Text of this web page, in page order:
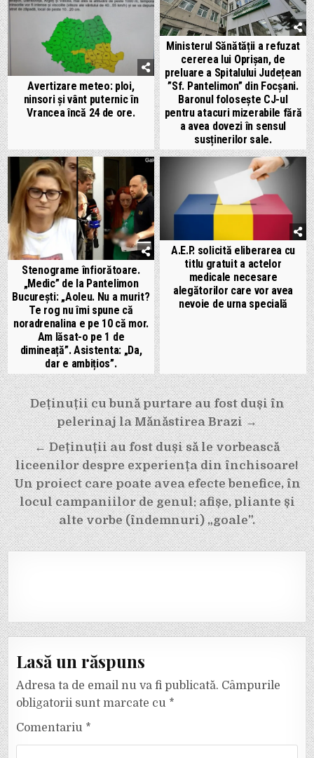
Avertizare meteo: ploi,
ninsori și vânt puternic în
Vrancea încă 24 de ore.
Ministerul Sănătății a refuzat
cererea lui Oprișan, de
preluare a Spitalului Județean
”Sf. Pantelimon” din Focșani.
Baronul folosește CJ-ul
pentru atacuri mizerabile fără
a avea dovezi în sensul
susținerilor sale.
Stenograme înfiorătoare.
„Medic” de la Pantelimon
București: „Aoleu. Nu a murit?
Te rog nu îmi spune că
noradrenalina e pe 10 că mor.
Am lăsat-o pe 1 de
dimineață”. Asistenta: „Da,
dar e ambițios”.
A.E.P. solicită eliberarea cu
titlu gratuit a actelor
medicale necesare
alegătorilor care vor avea
nevoie de urna specială
Navigare
în
articole
Deținuții cu bună purtare au fost duși în
pelerinaj la Mănăstirea Brazi →
← Deținuții au fost duși să le vorbească
liceenilor despre experiența din închisoare!
Un proiect care poate avea efecte benefice, în
locul campaniilor de genul: afișe, pliante și
alte vorbe (îndemnuri) „goale”.
Lasă un răspuns
Adresa ta de email nu va fi publicată. Câmpurile
obligatorii sunt marcate cu *
Comentariu *